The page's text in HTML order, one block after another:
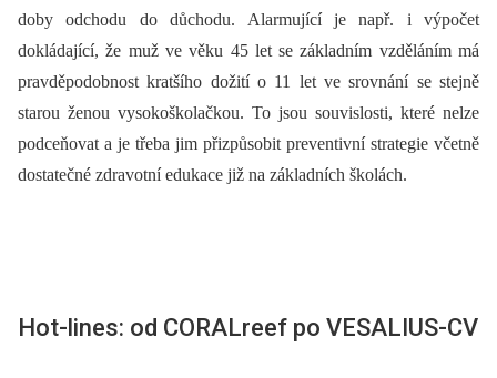
doby odchodu do důchodu. Alarmující je např. i výpočet
dokládající, že muž ve věku 45 let se základním vzděláním má
pravděpodobnost kratšího dožití o 11 let ve srovnání se stejně
starou ženou vysokoškolačkou. To jsou souvislosti, které nelze
podceňovat a je třeba jim přizpůsobit preventivní strategie včetně
dostatečné zdravotní edukace již na základních školách.
Hot-lines: od CORALreef po VESALIUS-CV